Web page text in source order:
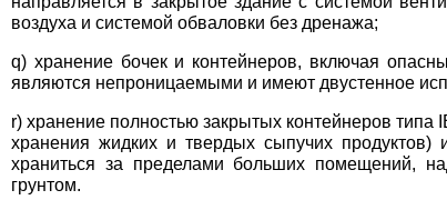
воздуха и системой обваловки без дренажа;
q) хранение бочек и контейнеров, включая
являются непроницаемыми и имеют двустенное
r) хранение полностью закрытых контейнеров типа
хранения жидких и твердых сыпучих продуктов)
храниться за пределами больших помещений,
грунтом.